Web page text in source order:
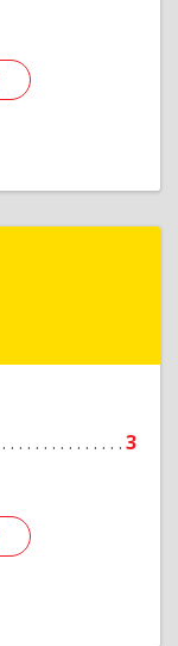
3